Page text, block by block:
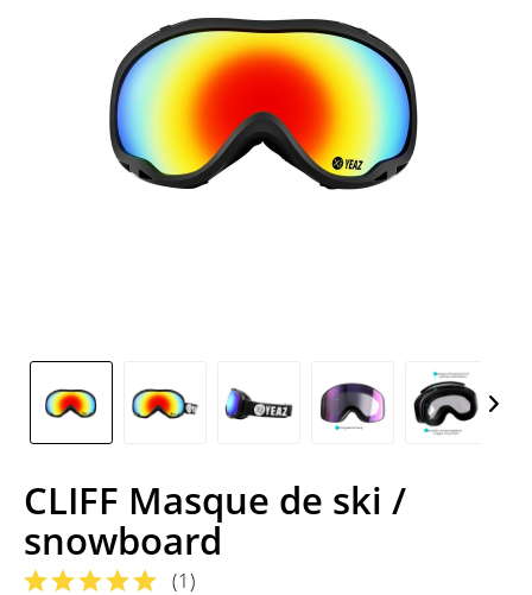
CLIFF Masque de ski /
snowboard
(1)